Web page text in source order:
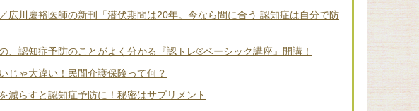
広川慶裕医師の新刊「潜伏期間は20年。今なら間に合う 認知症は自分で防
、認知症予防のことがよく分かる『認トレ®️ベーシック講座』開講！
じゃ大違い！民間介護保険って何？
減らすと認知症予防に！秘密はサプリメント